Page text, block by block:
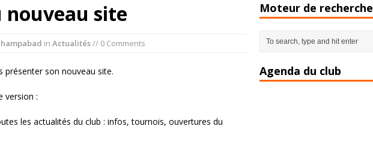
site
in Actualités// 0 Comments
présenter son nouveau site.
version :
les actualités du club : infos, tournois, ouvertures du
Moteur de recherche
Agenda du club